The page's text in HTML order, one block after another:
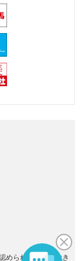
められた場合を除き